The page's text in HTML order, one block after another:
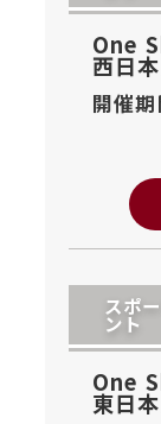
One
西日
開催
スポ
ント
One
東日